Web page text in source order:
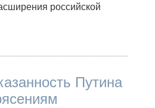
российской
Путина